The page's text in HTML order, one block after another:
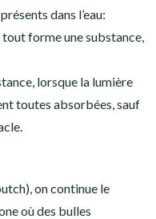
dans l’eau:
tout forme une substance,
lorsque la lumière
toutes absorbées, sauf
on continue le
où des bulles